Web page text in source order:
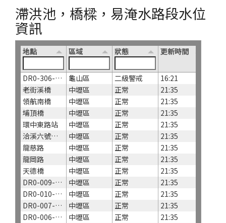
滯洪池，橋樑，易淹水路段水位
資訊
地點 區域 狀態 更新時間
DR0-306-公滯6滯洪池 龜山區 二級警戒
16:21
老街溪橋
中壢區 正常
21:35
領航南橋
中壢區 正常
21:35
埔頂橋
中壢區 正常
21:35
環中東路站
中壢區 正常
21:35
洽溪六號橋站
中壢區 正常
21:35
龍慈路
中壢區 正常
21:35
龍岡路
中壢區 正常
21:35
天德橋
中壢區 正常
21:35
DR0-009-永福橋
中壢區 正常
21:35
DR0-010-莒光公園
中壢區 正常
21:35
DR0-007-福州橋
中壢區 正常
21:35
DR0-006-龍岡橋
中壢區 正常
21:35